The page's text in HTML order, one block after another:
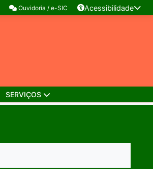
Ouvidoria / e-SIC Acessibilidade
SERVIÇOS